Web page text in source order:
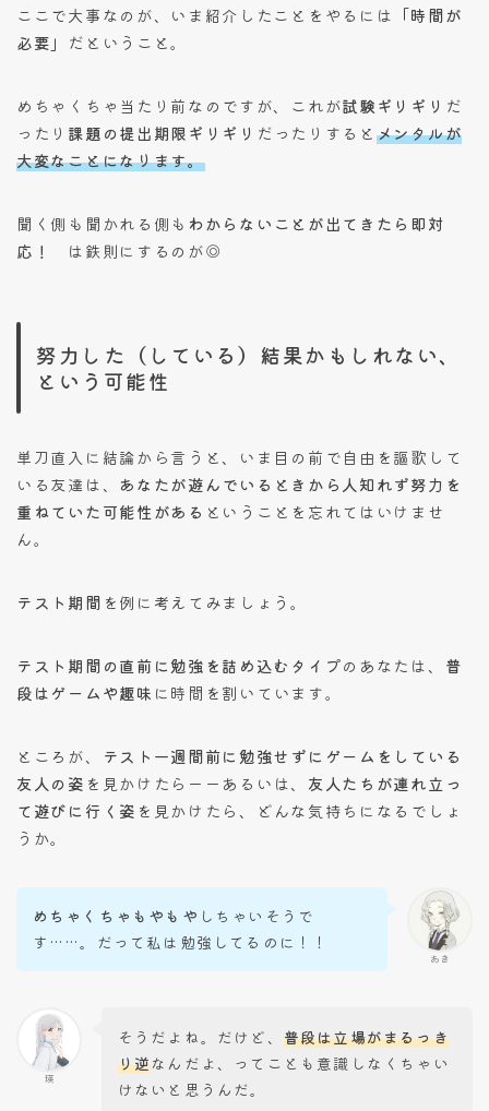
ここで大事なのが、いま紹介したことをやるには 「時間が
必要」 だということ。
めちゃくちゃ当たり前なのですが、これが試験ギリギリ だ
ったり 課題の提出期限ギリギリ だったりするとメンタルが
大変なことになります。
聞く側も聞かれる側も わからないことが出てきたら即対
応！ は鉄則にするのが◎
努力した（している）結果かもしれない、
という可能性
単刀直入に結論から言うと、いま目の前で自由を謳歌して
いる友達は、 あなたが遊んでいるときから人知れず努力を
重ねていた可能性がある ということを忘れてはいけませ
ん。
テスト期間 を例に考えてみましょう。
テスト期間の直前に勉強を詰め込むタイプのあなたは、 普
段はゲームや趣味 に時間を割いています。
ところが、
テスト一週間前に勉強せずにゲームをしている
友人の姿 を見かけたらーーあるいは、 友人たちが連れ立っ
て遊びに行く姿 を見かけたら、どんな気持ちになるでしょ
うか。
あき
めちゃくちゃもやもや しちゃいそうで
す……。だって私は勉強してるのに！！
瑛
そうだよね。だけど、 普段は立場がまるっき
り逆なんだよ、ってことも意識しなくちゃい
けないと思うんだ。